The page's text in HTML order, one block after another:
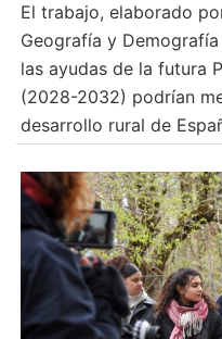
El trabajo, elaborado
Geografía y
las ayudas de la futura
(2028-2032) podrían
desarrollo rural de